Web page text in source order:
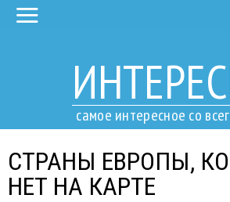
самое интересное со
СТРАНЫ ЕВРОПЫ,
НЕТ НА КАРТЕ